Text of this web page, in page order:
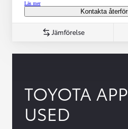
Läs mer
Kontakta
Jämförelse
TOYOTA
USED